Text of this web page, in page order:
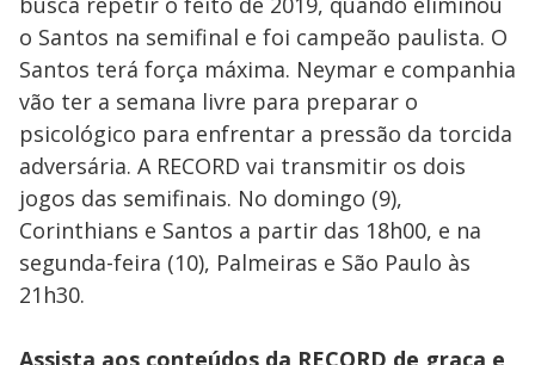
o Santos na semifinal e foi campeão paulista. O
Santos terá força máxima. Neymar e companhia
vão ter a semana livre para preparar o
psicológico para enfrentar a pressão da torcida
adversária. A RECORD vai transmitir os dois
jogos das semifinais. No domingo (9),
Corinthians e Santos a partir das 18h00, e na
segunda-feira (10), Palmeiras e São Paulo às
21h30.
Assista aos conteúdos da RECORD de graça e